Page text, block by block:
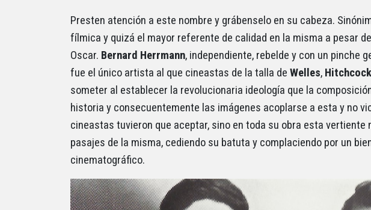
Presten atención a este nombre y grábenselo en su cabeza.
fílmica y quizá el mayor referente de calidad en la misma a pesar
Oscar. Bernard Herrmann, independiente, rebelde y con un pinche
fue el único artista al que cineastas de la talla de Welles, Hitchcock
someter al establecer la revolucionaria ideología que la
historia y consecuentemente las imágenes acoplarse a esta y no
cineastas tuvieron que aceptar, sino en toda su obra esta vertiente
pasajes de la misma, cediendo su batuta y complaciendo por un
cinematográfico.